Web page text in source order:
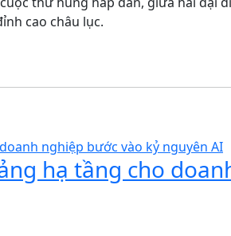
cao châu lục.
hạ tầng cho